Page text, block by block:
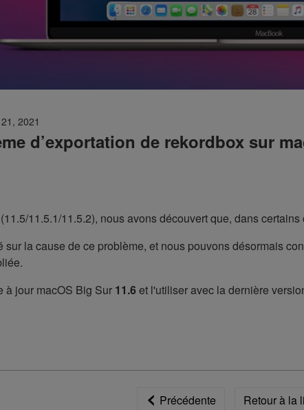
2021
d’exportation de rekordbox sur
11.5.1/11.5.2), nous avons découvert que, dans
sur la cause de ce problème, et nous pouvons désormais
à jour macOS Big Sur 11.6et l'utiliser avec la dernière
Précédente Retour à la